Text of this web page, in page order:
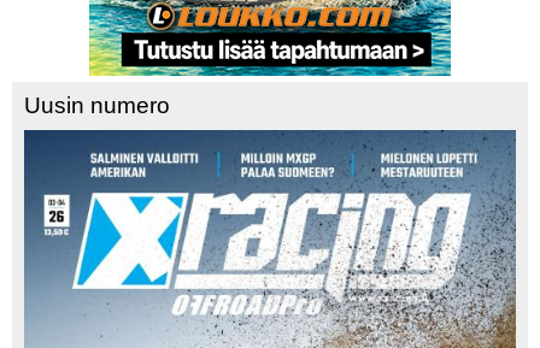
Uusin numero